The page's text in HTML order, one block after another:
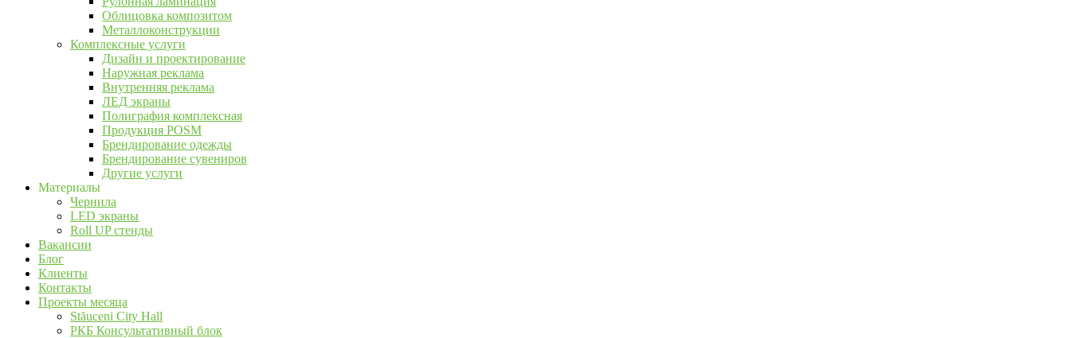
Облицовка композитом
Металлоконструкции
Комплексные услуги
Дизайн и проектирование
Наружная реклама
Внутренняя реклама
ЛЕД экраны
Полиграфия комплексная
Продукция POSM
Брендирование одежды
Брендирование сувениров
Другие услуги
Материалы
Чернила
LED экраны
Roll UP стенды
Вакансии
Блог
Клиенты
Контакты
Проекты месяца
Stăuceni City Hall
РКБ Консультативный блок